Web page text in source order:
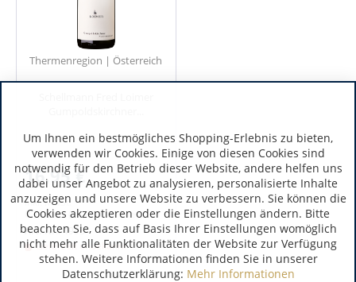
Thermenregion | Österreich
16,95 €
inkl. MwSt.
0.75 Liter (22,60 € / 1 Liter)
Art.-Nr.: 4993
Lieferzeit unbekannt
Um Ihnen ein bestmögliches Shopping-Erlebnis zu bieten,
verwenden wir Cookies. Einige von diesen Cookies sind
notwendig für den Betrieb dieser Website, andere helfen uns
dabei unser Angebot zu analysieren, personalisierte Inhalte
anzuzeigen und unsere Website zu verbessern. Sie können die
Cookies akzeptieren oder die Einstellungen ändern. Bitte
beachten Sie, dass auf Basis Ihrer Einstellungen womöglich
nicht mehr alle Funktionalitäten der Website zur Verfügung
stehen. Weitere Informationen finden Sie in unserer
Datenschutzerklärung: Mehr Informationen